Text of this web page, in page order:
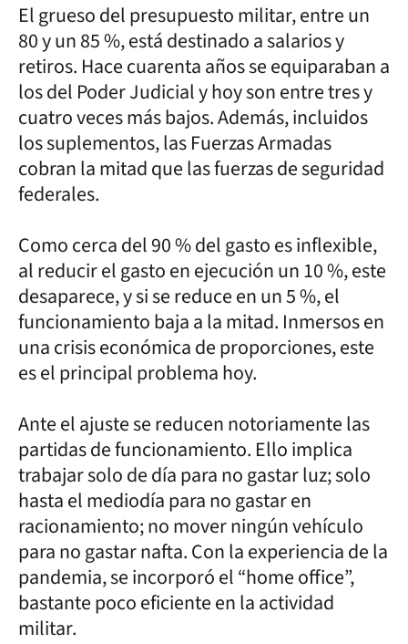
El grueso del presupuesto militar, entre un
80 y un 85 %, está destinado a salarios y
retiros. Hace cuarenta años se equiparaban a
los del Poder Judicial y hoy son entre tres y
cuatro veces más bajos. Además, incluidos
los suplementos, las Fuerzas Armadas
cobran la mitad que las fuerzas de seguridad
federales.
Como cerca del 90 % del gasto es inflexible,
al reducir el gasto en ejecución un 10 %, este
desaparece, y si se reduce en un 5 %, el
funcionamiento baja a la mitad. Inmersos en
una crisis económica de proporciones, este
es el principal problema hoy.
Ante el ajuste se reducen notoriamente las
partidas de funcionamiento. Ello implica
trabajar solo de día para no gastar luz; solo
hasta el mediodía para no gastar en
racionamiento; no mover ningún vehículo
para no gastar nafta. Con la experiencia de la
pandemia, se incorporó el “home office”,
bastante poco eficiente en la actividad
militar.